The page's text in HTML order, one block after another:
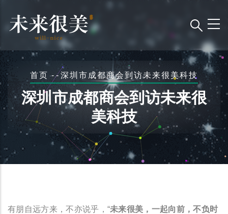
主
要
容
面
包
屑
首页 - -深圳市成都商会到访未来很美科技
深圳市成都商会到访未来很
美科技
有朋自远方来，不亦说乎，“未来很美，一起向前，不负时